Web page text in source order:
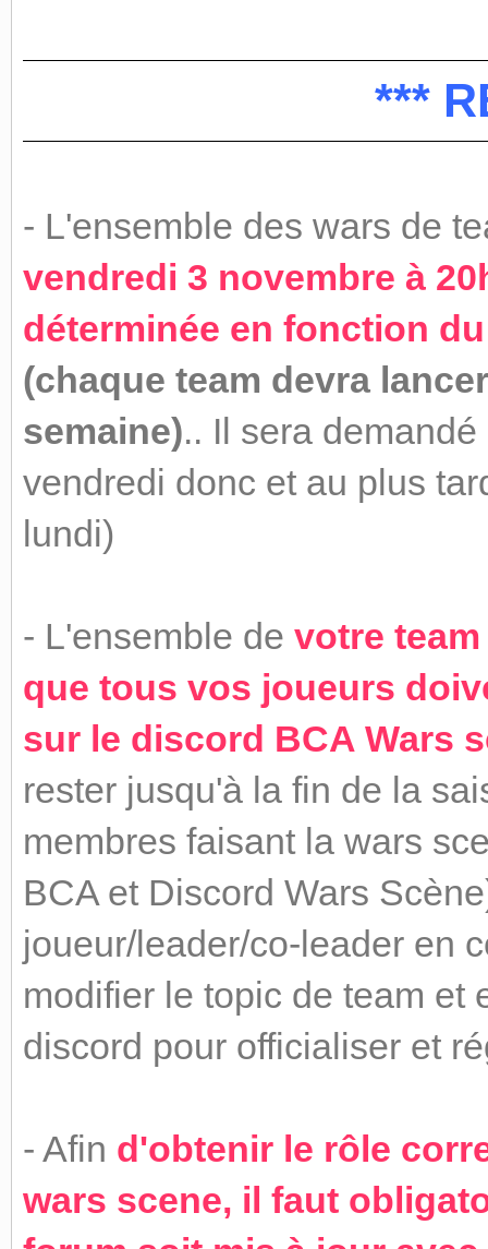
***
- L'ensemble des wars de
vendredi 3 novembre à
déterminée en fonction
(chaque team devra
semaine).. Il sera
vendredi donc et au plus
lundi)
- L'ensemble de votre
que tous vos joueurs
sur le discord BCA Wars
rester jusqu'à la fin de la
membres faisant la wars
BCA et Discord Wars
joueur/leader/co-leader en
modifier le topic de team et
discord pour officialiser et
- Afin d'obtenir le rôle
wars scene, il faut